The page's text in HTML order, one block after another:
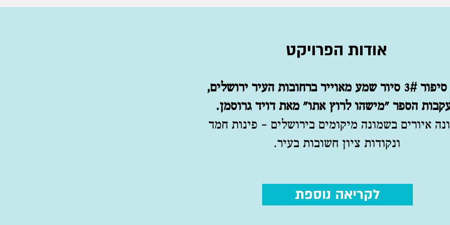
אודות הפרויקט
עיר סיפור 3# סיור שמע מאוייר ברחובות העיר ירושלים,
הספר "מישהו לרוץ אתו" מאת דויד גרוסמן.
איורים בשמונה מיקומים בירושלים – פינות חמד
ונקודות ציון חשובות בעיר.
לקריאה נוספת
לקריאה נוספת